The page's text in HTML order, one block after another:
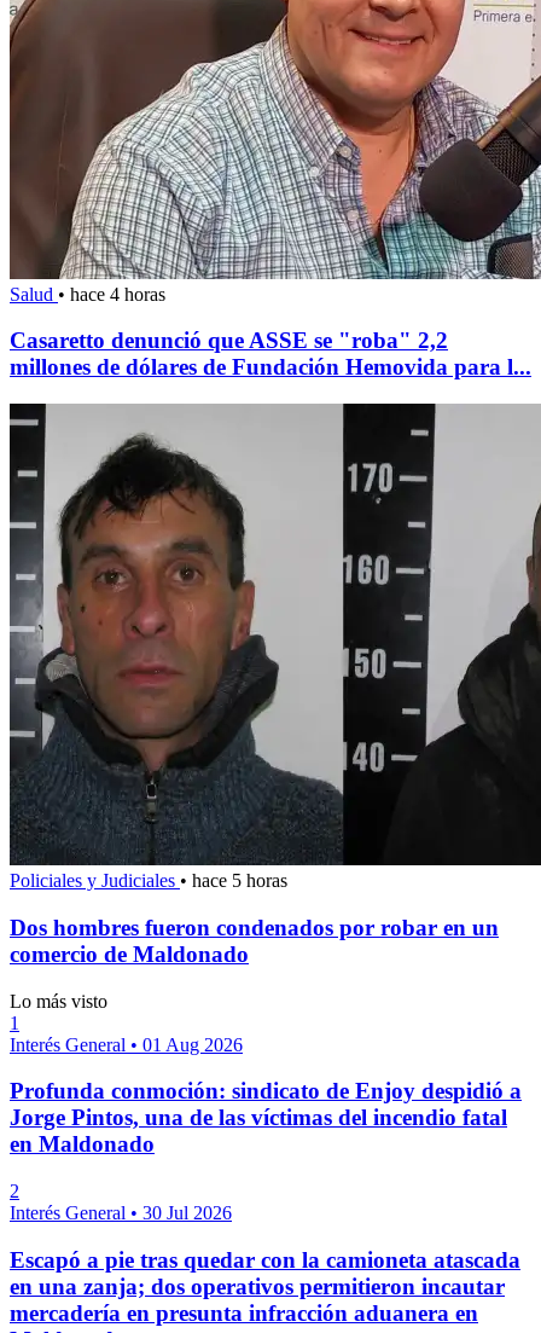
Salud • hace 4 horas
Casaretto denunció que ASSE se "roba" 2,2
millones de dólares de Fundación Hemovida para l...
Policiales y Judiciales • hace 5 horas
Dos hombres fueron condenados por robar en un
comercio de Maldonado
Lo más visto
1
Interés General • 01 Aug 2026
Profunda conmoción: sindicato de Enjoy despidió a
Jorge Pintos, una de las víctimas del incendio fatal
en Maldonado
2
Interés General • 30 Jul 2026
Escapó a pie tras quedar con la camioneta atascada
en una zanja; dos operativos permitieron incautar
mercadería en presunta infracción aduanera en